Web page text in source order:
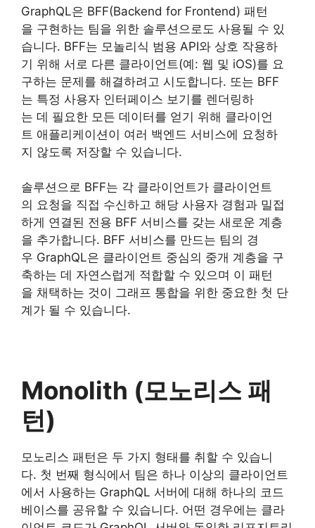
GraphQL은 BFF(Backend for Frontend) 패턴
을 구현하는 팀을 위한 솔루션으로도 사용될 수 있
습니다. BFF는 모놀리식 범용 API와 상호 작용하
기 위해 서로 다른 클라이언트(예: 웹 및 iOS)를 요
구하는 문제를 해결하려고 시도합니다. 또는 BFF
는 특정 사용자 인터페이스 보기를 렌더링하
는 데 필요한 모든 데이터를 얻기 위해 클라이언
트 애플리케이션이 여러 백엔드 서비스에 요청하
지 않도록 저장할 수 있습니다.
솔루션으로 BFF는 각 클라이언트가 클라이언트
의 요청을 직접 수신하고 해당 사용자 경험과 밀접
하게 연결된 전용 BFF 서비스를 갖는 새로운 계층
을 추가합니다. BFF 서비스를 만드는 팀의 경
우 GraphQL은 클라이언트 중심의 중개 계층을 구
축하는 데 자연스럽게 적합할 수 있으며 이 패턴
을 채택하는 것이 그래프 통합을 위한 중요한 첫 단
계가 될 수 있습니다.
Monolith (모노리스 패
턴)
모노리스 패턴은 두 가지 형태를 취할 수 있습니
다. 첫 번째 형식에서 팀은 하나 이상의 클라이언트
에서 사용하는 GraphQL 서버에 대해 하나의 코드
베이스를 공유할 수 있습니다. 어떤 경우에는 클라